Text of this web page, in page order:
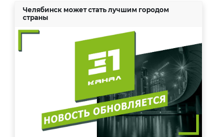
Челябинск может стать лучшим городом
страны